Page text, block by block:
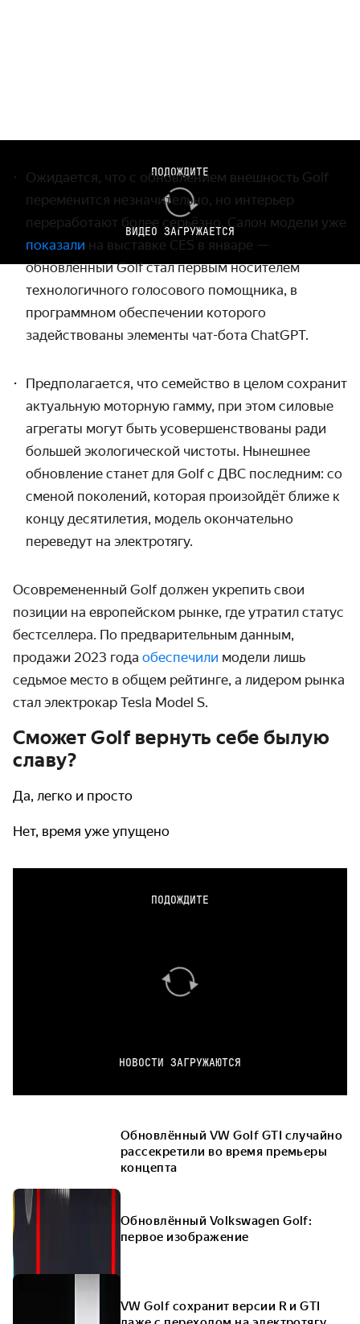
ПОДОЖДИТЕ
ВИДЕО ЗАГРУЖАЕТСЯ
Ожидается, что с обновлением внешность Golf
переменится незначительно, но интерьер
переработают более серьёзно. Салон модели уже
показали на выставке CES в январе —
обновлённый Golf стал первым носителем
технологичного голосового помощника, в
программном обеспечении которого
задействованы элементы чат-бота ChatGPT.
Предполагается, что семейство в целом сохранит
актуальную моторную гамму, при этом силовые
агрегаты могут быть усовершенствованы ради
большей экологической чистоты. Нынешнее
обновление станет для Golf с ДВС последним: со
сменой поколений, которая произойдёт ближе к
концу десятилетия, модель окончательно
переведут на электротягу.
Осовремененный Golf должен укрепить свои
позиции на европейском рынке, где утратил статус
бестселлера. По предварительным данным,
продажи 2023 года обеспечили модели лишь
седьмое место в общем рейтинге, а лидером рынка
стал электрокар Tesla Model S.
Сможет Golf вернуть себе былую
славу?
Да, легко и просто
Нет, время уже упущено
ПОДОЖДИТЕ
НОВОСТИ ЗАГРУЖАЮТСЯ
Обновлённый VW Golf GTI случайно
рассекретили во время премьеры
концепта
Обновлённый Volkswagen Golf:
первое изображение
VW Golf сохранит версии R и GTI